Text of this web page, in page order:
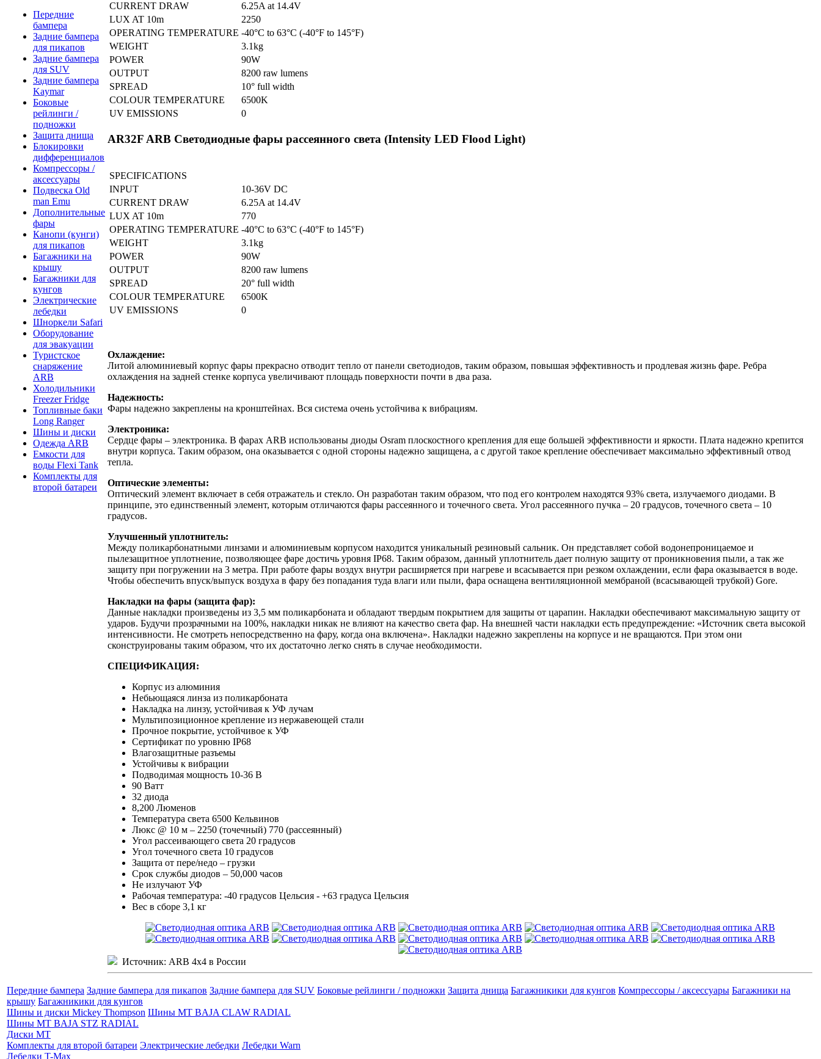
Передние
бампера
Задние бампера
для пикапов
Задние бампера
для SUV
Задние бампера
Kaymar
Боковые
рейлинги /
подножки
Защита днища
Блокировки
дифференциалов
Компрессоры /
аксессуары
Подвеска Old
man Emu
Дополнительные
фары
Канопи (кунги)
для пикапов
Багажники на
крышу
Багажники для
кунгов
Электрические
лебедки
Шноркели Safari
Оборудование
для эвакуации
Туристское
снаряжение
ARB
Холодильники
Freezer Fridge
Топливные баки
Long Ranger
Шины и диски
Одежда ARB
Емкости для
воды Flexi Tank
Комплекты для
второй батареи
CURRENT DRAW
6.25A at 14.4V
LUX AT 10m
2250
OPERATING TEMPERATURE -40°C to 63°C (-40°F to 145°F)
WEIGHT
3.1kg
POWER
90W
OUTPUT
8200 raw lumens
SPREAD
10° full width
COLOUR TEMPERATURE
6500K
UV EMISSIONS
0
AR32F ARB Светодиодные фары рассеянного света (Intensity LED Flood Light)
SPECIFICATIONS
INPUT
10-36V DC
CURRENT DRAW
6.25A at 14.4V
LUX AT 10m
770
OPERATING TEMPERATURE -40°C to 63°C (-40°F to 145°F)
WEIGHT
3.1kg
POWER
90W
OUTPUT
8200 raw lumens
SPREAD
20° full width
COLOUR TEMPERATURE
6500K
UV EMISSIONS
0
Охлаждение:
Литой алюминиевый корпус фары прекрасно отводит тепло от панели светодиодов, таким образом, повышая эффективность и продлевая жизнь фаре. Ребра
охлаждения на задней стенке корпуса увеличивают площадь поверхности почти в два раза.
Надежность:
Фары надежно закреплены на кронштейнах. Вся система очень устойчива к вибрациям.
Электроника:
Сердце фары – электроника. В фарах ARB использованы диоды Osram плоскостного крепления для еще большей эффективности и яркости. Плата надежно крепится
внутри корпуса. Таким образом, она оказывается с одной стороны надежно защищена, а с другой такое крепление обеспечивает максимально эффективный отвод
тепла.
Оптические элементы:
Оптический элемент включает в себя отражатель и стекло. Он разработан таким образом, что под его контролем находятся 93% света, излучаемого диодами. В
принципе, это единственный элемент, которым отличаются фары рассеянного и точечного света. Угол рассеянного пучка – 20 градусов, точечного света – 10
градусов.
Улучшенный уплотнитель:
Между поликарбонатными линзами и алюминиевым корпусом находится уникальный резиновый сальник. Он представляет собой водонепроницаемое и
пылезащитное уплотнение, позволяющее фаре достичь уровня IP68. Таким образом, данный уплотнитель дает полную защиту от проникновения пыли, а так же
защиту при погружении на 3 метра. При работе фары воздух внутри расширяется при нагреве и всасывается при резком охлаждении, если фара оказывается в воде.
Чтобы обеспечить впуск/выпуск воздуха в фару без попадания туда влаги или пыли, фара оснащена вентиляционной мембраной (всасывающей трубкой) Gore.
Накладки на фары (защита фар):
Данные накладки произведены из 3,5 мм поликарбоната и обладают твердым покрытием для защиты от царапин. Накладки обеспечивают максимальную защиту от
ударов. Будучи прозрачными на 100%, накладки никак не влияют на качество света фар. На внешней части накладки есть предупреждение: «Источник света высокой
интенсивности. Не смотреть непосредственно на фару, когда она включена». Накладки надежно закреплены на корпусе и не вращаются. При этом они
сконструированы таким образом, что их достаточно легко снять в случае необходимости.
СПЕЦИФИКАЦИЯ:
Корпус из алюминия
Небьющаяся линза из поликарбоната
Накладка на линзу, устойчивая к УФ лучам
Мультипозиционное крепление из нержавеющей стали
Прочное покрытие, устойчивое к УФ
Сертификат по уровню IP68
Влагозащитные разъемы
Устойчивы к вибрации
Подводимая мощность 10-36 В
90 Ватт
32 диода
8,200 Люменов
Температура света 6500 Кельвинов
Люкс @ 10 м – 2250 (точечный) 770 (рассеянный)
Угол рассеивающего света 20 градусов
Угол точечного света 10 градусов
Защита от пере/недо – грузки
Срок службы диодов – 50,000 часов
Не излучают УФ
Рабочая температура: -40 градусов Цельсия - +63 градуса Цельсия
Вес в сборе 3,1 кг
Источник: ARB 4x4 в России
Передние бампера Задние бампера для пикапов Задние бампера для SUV Боковые рейлинги / подножки Защита днища Багажникики для кунгов Компрессоры / аксессуары Багажники на
крышу Багажникики для кунгов
Шины и диски Mickey Thompson Шины MT BAJA CLAW RADIAL
Шины MT BAJA STZ RADIAL
Диски MT
Комплекты для второй батареи Электрические лебедки Лебедки Warn
Лебедки T-Max